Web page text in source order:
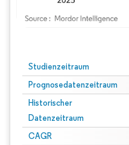
Studienzeitraum
Prognosedatenzeitraum
Historischer
Datenzeitraum
CAGR